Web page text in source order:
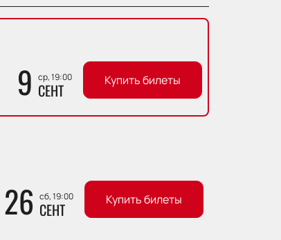
9 ср, 19:00
СЕНТ Купить билеты
26 сб, 19:00
СЕНТ Купить билеты